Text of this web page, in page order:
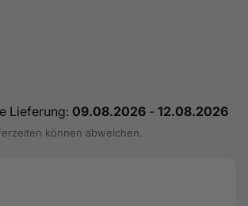
Lieferung: 09.08.2026 - 12.08.2026
können abweichen.